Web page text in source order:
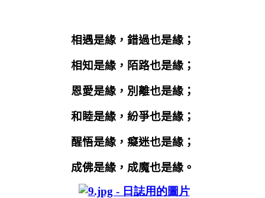
相遇是緣，錯過也是緣；
相知是緣，陌路也是緣；
恩愛是緣，別離也是緣；
和睦是緣，紛爭也是緣；
醒悟是緣，癡迷也是緣；
成佛是緣，成魔也是緣。